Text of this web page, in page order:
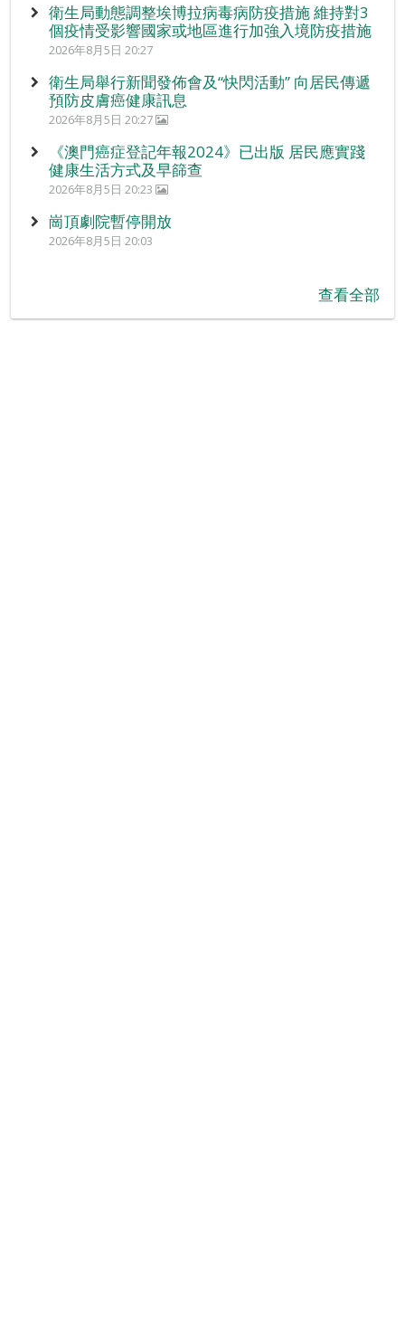
衛生局動態調整埃博拉病毒病防疫措施 維持對3
個疫情受影響國家或地區進行加強入境防疫措施
2026年8月5日 20:27
衛生局舉行新聞發佈會及“快閃活動” 向居民傳遞
預防皮膚癌健康訊息
2026年8月5日 20:27
《澳門癌症登記年報2024》已出版 居民應實踐
健康生活方式及早篩查
2026年8月5日 20:23
崗頂劇院暫停開放
2026年8月5日 20:03
查看全部